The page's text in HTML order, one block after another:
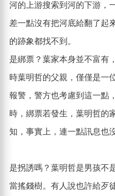
河的上游搜索到河的下游，
差一點沒有把河底給翻了起
的跡象都找不到。
是綁票？葉家本身並不富有
時葉明哲的父親，僅僅是一
報警，警方也考慮到這一點
時，綁票若發生，葉明哲的
知，事實上，連一點訊息也
是拐誘嗎？葉明哲是男孩不
當搖錢樹。有人說也許給歹